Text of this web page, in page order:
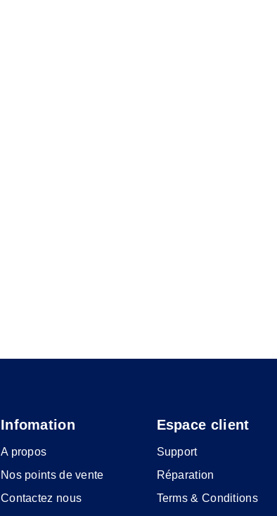
Infomation
A propos
Nos points de vente
Contactez nous
Espace client
Support
Réparation
Terms & Conditions